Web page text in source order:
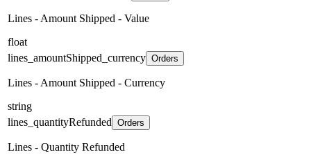
Lines - Amount Shipped - Value
float
lines_amountShipped_currency Orders
Lines - Amount Shipped - Currency
string
lines_quantityRefunded Orders
Lines - Quantity Refunded